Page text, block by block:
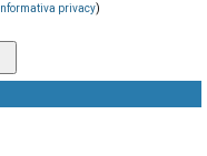
privacy)